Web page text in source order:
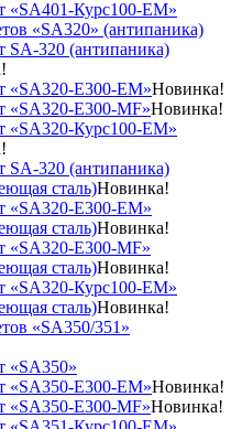
«SA401-Курс100-EM»
«SA320» (антипаника)
SA-320 (антипаника)
«SA320-Е300-EM»Новинка!
«SA320-Е300-MF»Новинка!
«SA320-Курс100-EM»
SA-320 (антипаника)
сталь)Новинка!
«SA320-Е300-EM»
сталь)Новинка!
«SA320-Е300-MF»
сталь)Новинка!
«SA320-Курс100-EM»
сталь)Новинка!
«SA350/351»
«SA350»
«SA350-Е300-EM»Новинка!
«SA350-Е300-MF»Новинка!